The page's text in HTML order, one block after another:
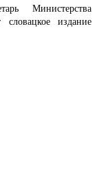
Министерства
издание